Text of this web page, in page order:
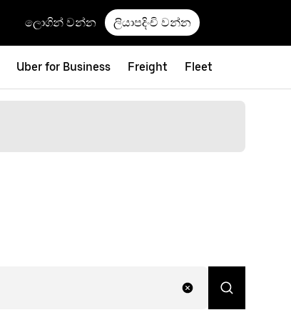
ලොගින් වන්න ලියාපදිංචි වන්න
Uber for Business Freight Fleet